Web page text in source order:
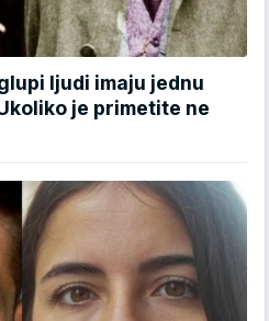
ljudi imaju jednu
je primetite ne